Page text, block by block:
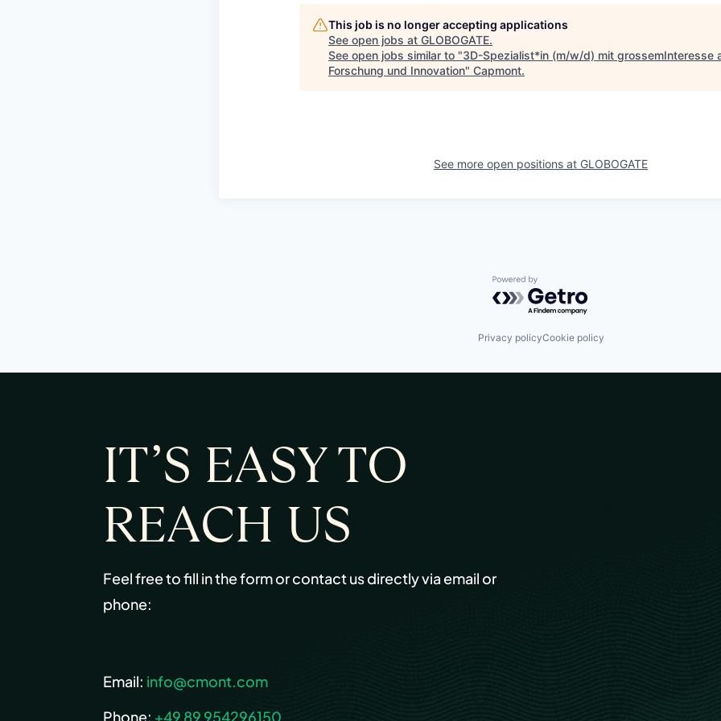
This job is no longer accepting applications
See open jobs at GLOBOGATE.
See open jobs similar to "3D-Spezialist*in (m/w/d) mit grossemInteresse
Forschung und Innovation" Capmont.
See more open positions at GLOBOGATE
Powered by Getro.com
Privacy policyCookie policy
IT’S EASY TO
REACH US
Feel free to fill in the form or contact us directly via email or
phone:
Email: info@cmont.com
Phone: +49 89 954296150